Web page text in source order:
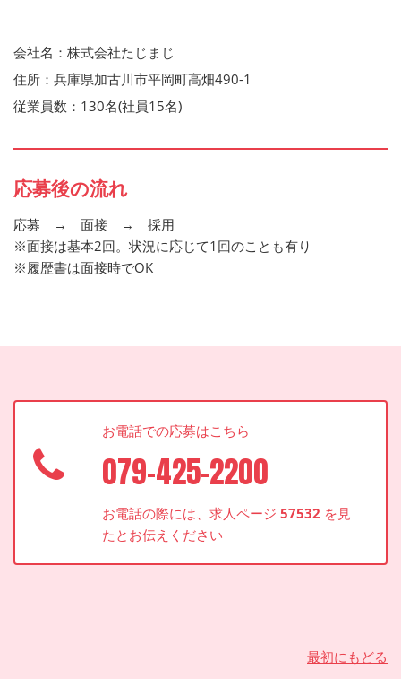
会社名：株式会社たじまじ
住所：兵庫県加古川市平岡町高畑490-1
従業員数：130名(社員15名)
応募後の流れ
応募 → 面接 → 採用
※面接は基本2回。状況に応じて1回のことも有り
※履歴書は面接時でOK
お電話での応募はこちら
079-425-2200
お電話の際には、求人ページ57532 を見
たとお伝えください
最初にもどる